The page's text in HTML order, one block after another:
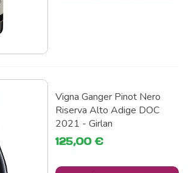
Vigna Ganger Pinot Nero
Riserva Alto Adige DOC
2021 - Girlan
125,00 €